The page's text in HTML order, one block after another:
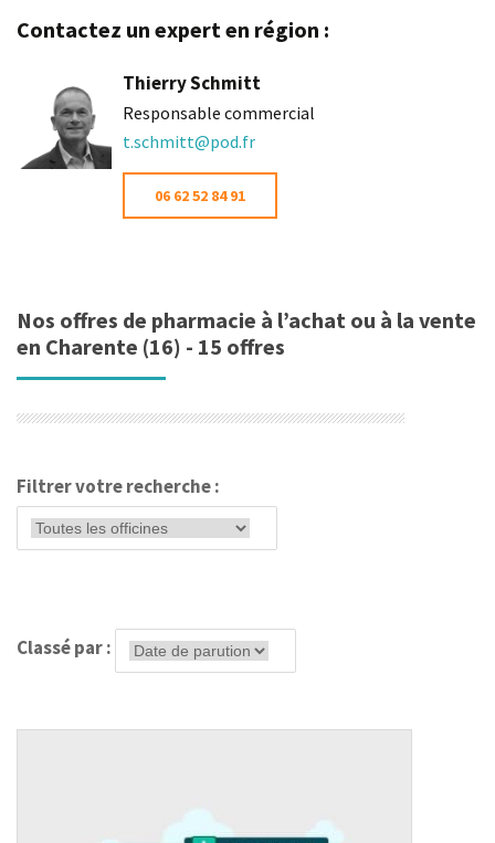
Contactez un expert en région :
Thierry Schmitt
Responsable commercial
t.schmitt@pod.fr
06 62 52 84 91
Nos offres de pharmacie à l’achat ou à la vente
en Charente (16) - 15 offres
Filtrer votre recherche :
Classé par :